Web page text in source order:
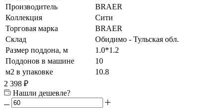
Производитель
BRAER
Коллекция
Сити
Торговая марка
BRAER
Склад
Обидимо - Тульская обл.
Размер поддона, м
1.0*1.2
Поддонов в машине
10
м2 в упаковке
10.8
2 398 ₽
Нашли дешевле?